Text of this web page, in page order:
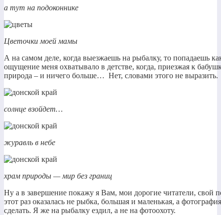
а тут на подоконнике
Цветочки моей мамы
А на самом деле, когда выезжаешь на рыбалку, то попадаешь
ощущение меня охватывало в детстве, когда, приезжая к
природа – и ничего больше… Нет, словами этого не выразить.
солнце взойдет…
журавль в небе
храм природы — мир без границ
Ну а в завершение покажу я Вам, мои дорогие читатели, свой
этот раз оказалась не рыбка, большая и маленькая, а
сделать. Я же на рыбалку ездил, а не на фотоохоту.